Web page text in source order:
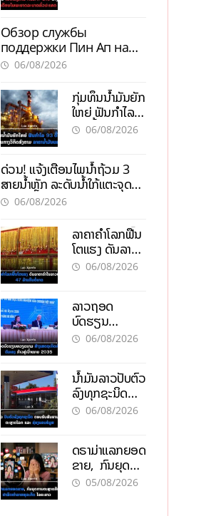
ລະບາດທົ່ວ
ປະເທດ
Обзор службы
поддержки Пин Ап на
официальном сайте с
информацией
06/08/2026
ກຸ່ມທຶນນ້ຳມັນຍັກ
ໃຫຍ່ ຟັນກຳໄລ
93 ຕື້ໂດລາ
ນໍ້າມັນແພງ
06/08/2026
ດ່ວນ! ແຈ້ງເຕືອນໄພນໍ້າຖ້ວມ 3
ສາຍນໍ້າຫຼັກ ລະດັບນໍ້າໃກ້ແຕະຈຸດ
ອັນຕະລາຍ
06/08/2026
ລາຄາຄຳໂລກຟື້ນ
ໂຕແຮງ ດັນລາຄາ
ຄຳໃນລາວທະລຸ
06/08/2026
ລາວຖອດ
ບົດຮຽນ
ຫວຽດນາມ ສ້າງ
ເປົ້າໝາຍ 2035
06/08/2026
ນໍ້າມັນລາວປັບຕົວ
ລົງທຸກຊະນິດ
ຕອບຮັບສັນຍານ
ແຄບຮໍມູສ
06/08/2026
ດຣາມ່າແລກຍອດ
ຂາຍ, ກົນຍຸດ
ການຕະຫຼາດສີ
05/08/2026